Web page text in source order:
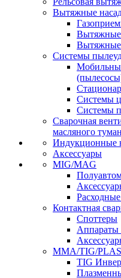
Вытяжные
Вытяжные
Вытяжные
Системы
Системы
Системы
Сварочная
масляного
Индукционные
Аксессуары
MIG/MAG
Контактная
Споттеры
Аппараты
MMA/TIG/
TIG